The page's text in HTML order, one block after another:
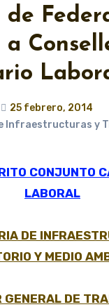
de
a
25 febrero, 2014
Infraestructuras y
LABORAL
DE
Y MEDIO
GENERAL DE